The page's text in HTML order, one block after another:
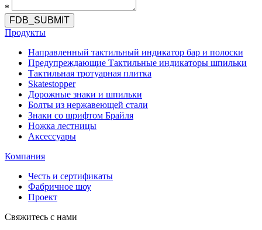
*
FDB_SUBMIT
Продукты
Направленный тактильный индикатор бар и полоски
Предупреждающие Тактильные индикаторы шпильки
Тактильная тротуарная плитка
Skatestopper
Дорожные знаки и шпильки
Болты из нержавеющей стали
Знаки со шрифтом Брайля
Ножка лестницы
Аксессуары
Компания
Честь и сертификаты
Фабричное шоу
Проект
Свяжитесь с нами